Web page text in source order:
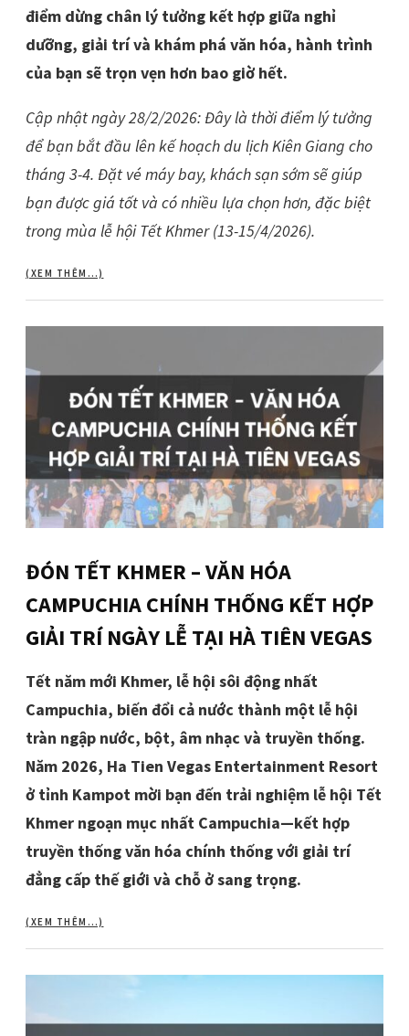
điểm dừng chân lý tưởng kết hợp giữa nghỉ
dưỡng, giải trí và khám phá văn hóa, hành trình
của bạn sẽ trọn vẹn hơn bao giờ hết.
Cập nhật ngày 28/2/2026: Đây là thời điểm lý tưởng
để bạn bắt đầu lên kế hoạch du lịch Kiên Giang cho
tháng 3-4. Đặt vé máy bay, khách sạn sớm sẽ giúp
bạn được giá tốt và có nhiều lựa chọn hơn, đặc biệt
trong mùa lễ hội Tết Khmer (13-15/4/2026).
(XEM THÊM…)
ĐÓN TẾT KHMER – VĂN HÓA
CAMPUCHIA CHÍNH THỐNG KẾT HỢP
GIẢI TRÍ NGÀY LỄ TẠI HÀ TIÊN VEGAS
Tết năm mới Khmer, lễ hội sôi động nhất
Campuchia, biến đổi cả nước thành một lễ hội
tràn ngập nước, bột, âm nhạc và truyền thống.
Năm 2026, Ha Tien Vegas Entertainment Resort
ở tỉnh Kampot mời bạn đến trải nghiệm lễ hội Tết
Khmer ngoạn mục nhất Campuchia—kết hợp
truyền thống văn hóa chính thống với giải trí
đẳng cấp thế giới và chỗ ở sang trọng.
(XEM THÊM…)